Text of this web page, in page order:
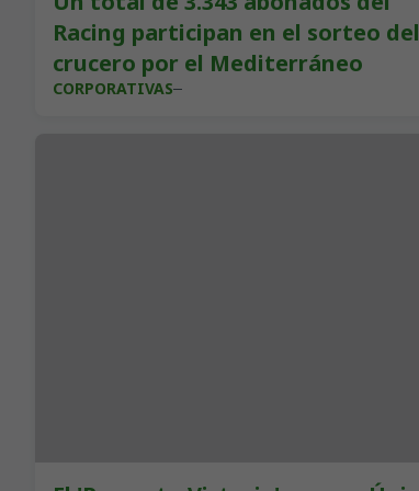
Racing participan en el sorteo del
crucero por el Mediterráneo
CORPORATIVAS